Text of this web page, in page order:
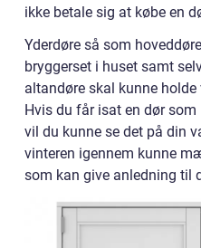
ikke betale sig at købe en
Yderdøre så som
bryggerset i huset samt
altandøre skal kunne
Hvis du får isat en dør
vil du kunne se det på din
vinteren igennem kunne
som kan give anledning til